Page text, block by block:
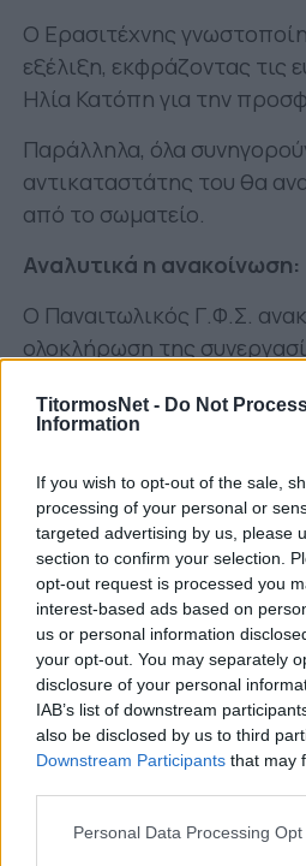
TitormosNet - Do Not
Information
If you wish to opt-out of the sale,
processing of your personal or
targeted advertising by us, please
section to confirm your selection.
opt-out request is processed you
interest-based ads based on
us or personal information
your opt-out. You may separately
disclosure of your personal
IAB’s list of downstream
also be disclosed by us to third
Downstream Participants that may
Personal Data Processing
Ο Ερασιτέχνης
εξέλιξη, εκφράζοντας τις
Ηλία Κατόπη για την
Παράλληλα, όλα
αντικαταστάτης του θα
από το σωματείο.
Αναλυτικά η ανακοίνωση:
Ο Παναιτωλικός Γ.Φ.Σ.
ολοκλήρωση της
Λόγω επαγγελματικών και
κατανόηση, ο όμορφος
την περασμένη χρονιά, να
αμέσως μετά την
Water Polo League 2.
Ηλίας Κατόπης συνέβαλε
Η συνεργασία αυτή
πόρτα του Παναιτωλικού
για αυτόν.
Η διοίκηση του
τις ειλικρινείς